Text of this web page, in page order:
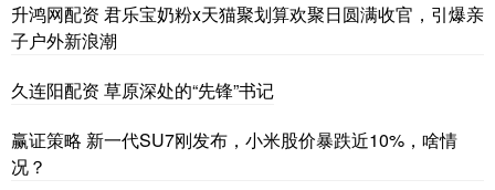
升鸿网配资 君乐宝奶粉x天猫聚划算欢聚日圆满收官，引爆亲
子户外新浪潮
久连阳配资 草原深处的“先锋”书记
赢证策略 新一代SU7刚发布，小米股价暴跌近10%，啥情
况？